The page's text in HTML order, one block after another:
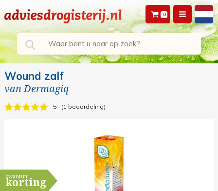
0
Wound zalf
vanDermagiq
5 1 beoordeling
kwantum
korting